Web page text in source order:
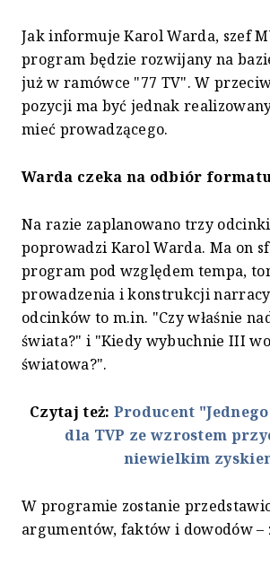
Jak informuje Karol Warda, szef
program będzie rozwijany na
już w ramówce "77 TV". W
pozycji ma być jednak
mieć prowadzącego.
Warda czeka na odbiór
Na razie zaplanowano trzy
poprowadzi Karol Warda. Ma on
program pod względem tempa,
prowadzenia i konstrukcji
odcinków to m.in. "Czy właśnie
świata?" i "Kiedy wybuchnie III
światowa?".
Czytaj też: Producent
dla TVP ze wzrostem
niewielkim
W programie zostanie
argumentów, faktów i dowodów –